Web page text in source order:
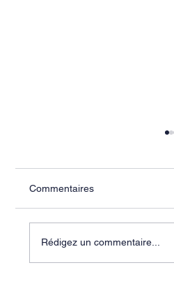
Commentaires
Rédigez un commentaire...